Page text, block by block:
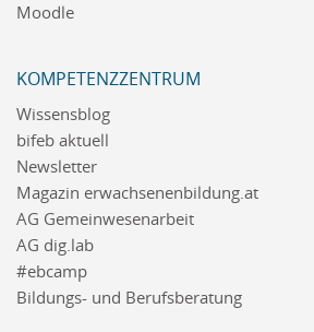
Moodle
KOMPETENZZENTRUM
Wissensblog
bifeb aktuell
Newsletter
Magazin erwachsenenbildung.at
AG Gemeinwesenarbeit
AG dig.lab
#ebcamp
Bildungs- und Berufsberatung